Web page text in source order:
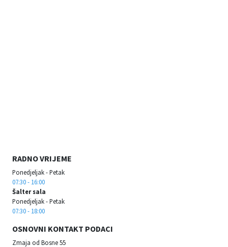
RADNO VRIJEME
Ponedjeljak - Petak
07:30 - 16:00
Šalter sala
Ponedjeljak - Petak
07:30 - 18:00
OSNOVNI KONTAKT PODACI
Zmaja od Bosne 55